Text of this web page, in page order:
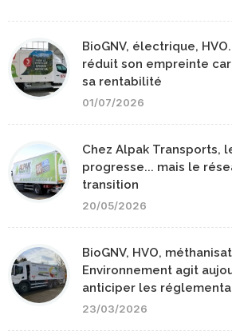
BioGNV, électrique,
réduit son empreinte
sa rentabilité
01/07/2026
Chez Alpak Transports,
progresse... mais le
transition
20/05/2026
BioGNV, HVO,
Environnement agit
anticiper les
23/03/2026